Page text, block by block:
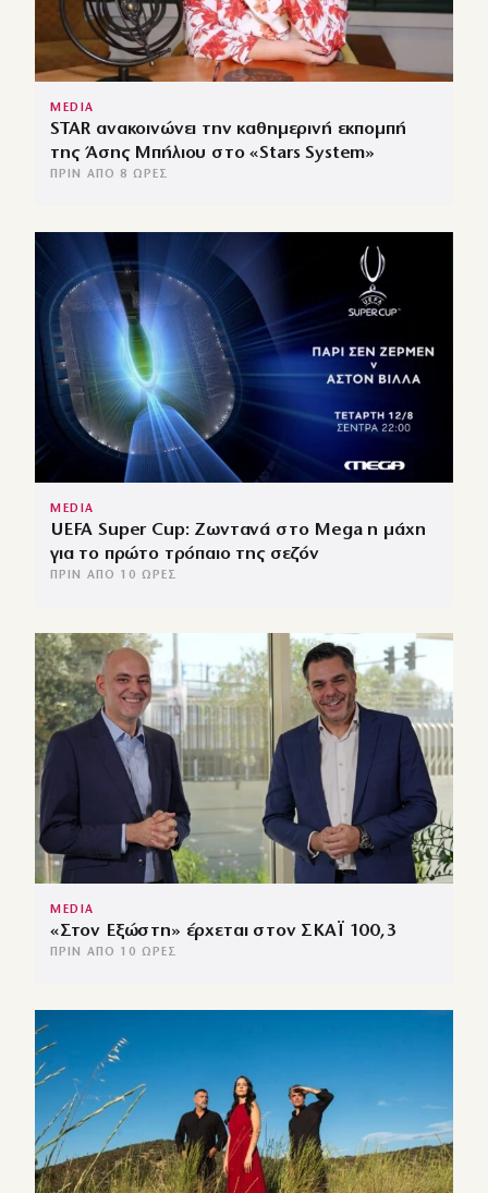
MEDIA
STAR ανακοινώνει την καθημερινή εκπομπή
της Άσης Μπήλιου στο «Stars System»
ΠΡΙΝ ΑΠΌ 8 ΏΡΕΣ
MEDIA
UEFA Super Cup: Ζωντανά στο Mega η μάχη
για το πρώτο τρόπαιο της σεζόν
ΠΡΙΝ ΑΠΌ 10 ΏΡΕΣ
MEDIA
«Στον Εξώστη» έρχεται στον ΣΚΑΪ 100,3
ΠΡΙΝ ΑΠΌ 10 ΏΡΕΣ